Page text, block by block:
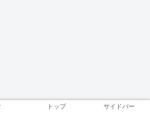
トップ サイドバー